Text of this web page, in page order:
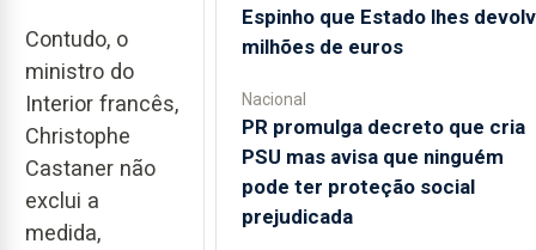
Contudo, o
ministro do
Interior francês,
Christophe
Castaner não
exclui a
medida,
Espinho que Estado lhes
milhões de euros
Nacional
PR promulga decreto que cria
PSU mas avisa que ninguém
pode ter proteção social
prejudicada